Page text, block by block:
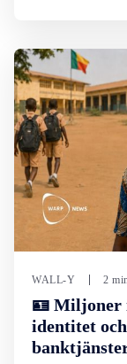
WALL-Y 2
🪪 Miljoner
identitet